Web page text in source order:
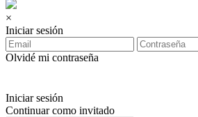
×
Iniciar sesión
Olvidé mi contraseña
Iniciar sesión
Continuar como invitado